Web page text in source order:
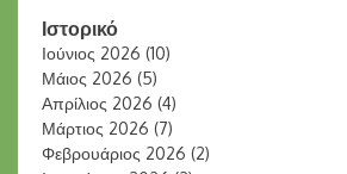
Ιστορικό
Ιούνιος 2026 (10)
Μάιος 2026 (5)
Απρίλιος 2026 (4)
Μάρτιος 2026 (7)
Φεβρουάριος 2026 (2)